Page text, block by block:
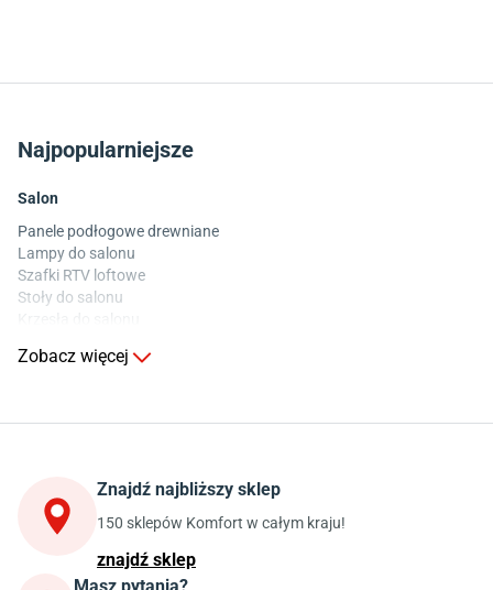
Najpopularniejsze
Salon
Panele podłogowe drewniane
Lampy do salonu
Szafki RTV loftowe
Stoły do salonu
Stoły do kuchni
Szafki kuchenne wiszące (górne)
Szafki pod zlewozmywak
Blaty kuchenne laminowane
Zobacz więcej
Znajdź najbliższy sklep
150 sklepów Komfort w całym kraju!
znajdź sklep